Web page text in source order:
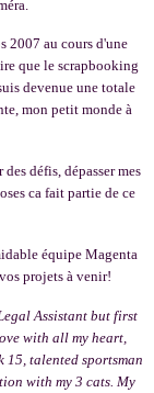
2007 au cours d'une
que le scrapbooking
devenue une totale
mon petit monde à
défis, dépasser mes
ca fait partie de ce
équipe Magenta
projets à venir!
Assistant but first
with all my heart,
talented sportsman
with my 3 cats. My